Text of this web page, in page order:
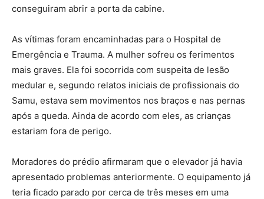
conseguiram abrir a porta da cabine.
As vítimas foram encaminhadas para o Hospital de
Emergência e Trauma. A mulher sofreu os ferimentos
mais graves. Ela foi socorrida com suspeita de lesão
medular e, segundo relatos iniciais de profissionais do
Samu, estava sem movimentos nos braços e nas pernas
após a queda. Ainda de acordo com eles, as crianças
estariam fora de perigo.
Moradores do prédio afirmaram que o elevador já havia
apresentado problemas anteriormente. O equipamento já
teria ficado parado por cerca de três meses em uma